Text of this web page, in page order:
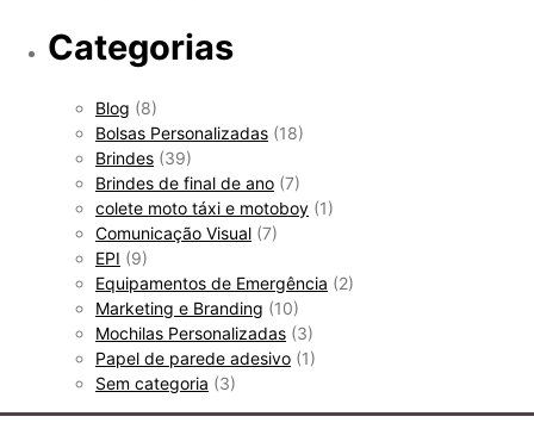
Categorias
Blog (8)
Bolsas Personalizadas (18)
Brindes (39)
Brindes de final de ano (7)
colete moto táxi e motoboy (1)
Comunicação Visual (7)
EPI (9)
Equipamentos de Emergência (2)
Marketing e Branding (10)
Mochilas Personalizadas (3)
Papel de parede adesivo (1)
Sem categoria (3)